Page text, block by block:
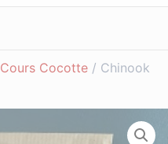
Cours Cocotte / Chinook